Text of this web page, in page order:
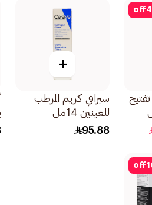
off
+
سيرافي كريم المرطب
للعينين 14مل
95.88
off